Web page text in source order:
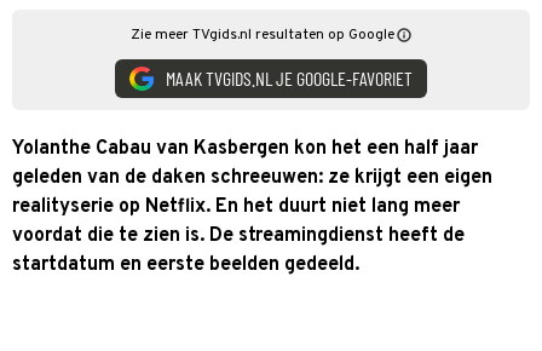
Zie meer TVgids.nl resultaten op Google
MAAK TVGIDS.NL JE GOOGLE-FAVORIET
Yolanthe Cabau van Kasbergen kon het een half jaar
geleden van de daken schreeuwen: ze krijgt een eigen
realityserie op Netflix. En het duurt niet lang meer
voordat die te zien is. De streamingdienst heeft de
startdatum en eerste beelden gedeeld.